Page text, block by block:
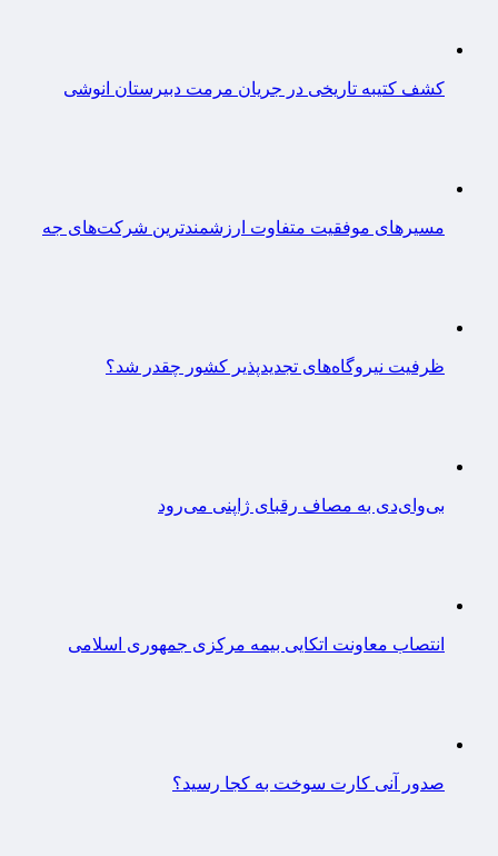
کشف کتیبه تاریخی در جریان مرمت دبیرستان انوشی
مسیرهای موفقیت متفاوت ارزشمندترین شرکت‌های جه
ظرفیت نیروگاه‌های تجدیدپذیر کشور چقدر شد؟
بی‌وای‌دی به مصاف رقبای ژاپنی می‌رود
انتصاب معاونت اتکایی بیمه مرکزی جمهوری اسلامی
صدور آنی کارت سوخت به کجا رسید؟